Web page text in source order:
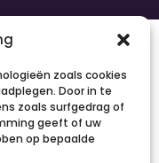
zoals cookies
Door in te
zoals surfgedrag of
geeft of uw
op bepaalde